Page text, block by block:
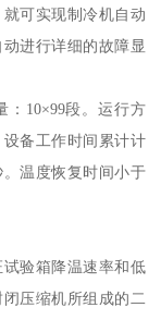
可实现制冷机自动
进行详细的故障显
10×99段。运行方
备工作时间累计计
温度恢复时间小于
验箱降温速率和低
压缩机所组成的二